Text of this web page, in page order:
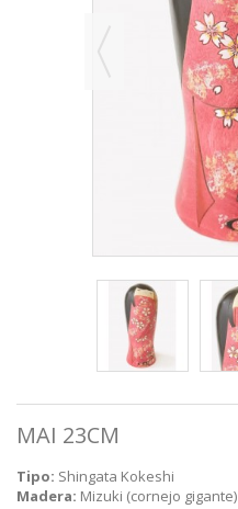
MAI 23CM
Tipo: Shingata Kokeshi
Madera: Mizuki (cornejo gigante)